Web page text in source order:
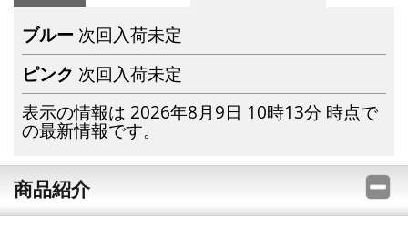
ブルー 次回入荷未定
ピンク 次回入荷未定
表示の情報は 2026年8月9日 10時13分 時点で
の最新情報です。
商品紹介